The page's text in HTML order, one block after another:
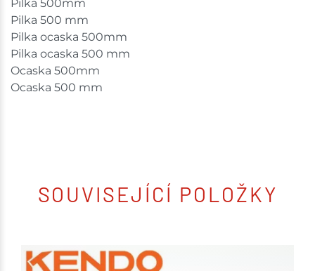
Pilka 500mm
Pilka 500 mm
Pilka ocaska 500mm
Pilka ocaska 500 mm
Ocaska 500mm
Ocaska 500 mm
SOUVISEJÍCÍ POLOŽKY